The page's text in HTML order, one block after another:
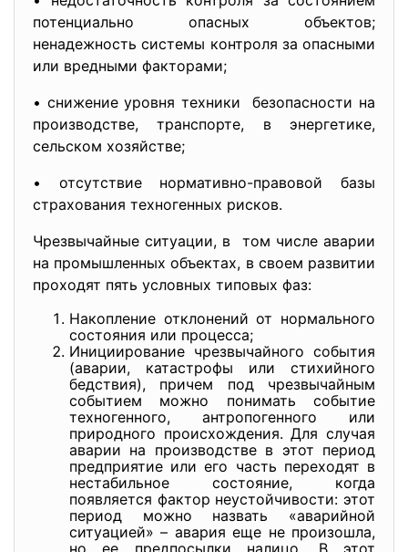
потенциально опасных объектов;
ненадежность системы контроля за опасными
или вредными факторами;
• снижение уровня техники безопасности на
производстве, транспорте, в энергетике,
сельском хозяйстве;
• отсутствие нормативно-правовой базы
страхования техногенных рисков.
Чрезвычайные ситуации, в том числе аварии
на промышленных объектах, в своем развитии
проходят пять условных типовых фаз:
Накопление отклонений от нормального
состояния или процесса;
Инициирование чрезвычайного события
(аварии, катастрофы или стихийного
бедствия), причем под чрезвычайным
событием можно понимать событие
техногенного, антропогенного или
природного происхождения. Для случая
аварии на производстве в этот период
предприятие или его часть переходят в
нестабильное состояние, когда
появляется фактор неустойчивости: этот
период можно назвать «аварийной
ситуацией» – авария еще не произошла,
но ее предпосылки налицо. В этот